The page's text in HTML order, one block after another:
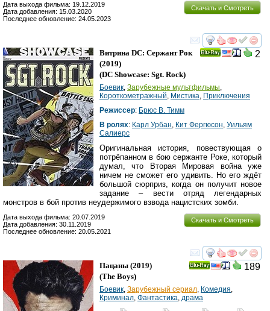
Скачать и Смотреть
Дата выхода фильма: 19.12.2019
Дата добавления: 15.03.2020
Последнее обновление: 24.05.2023
смотреть
2
Витрина DC: Сержант Рок
(2019)
(DC Showcase: Sgt. Rock)
Боевик, Зарубежные мультфильмы,
Короткометражный, Мистика, Приключения
Режиссер: Брюс В. Тимм
В ролях: Карл Урбан, Кит Фергюсон, Уильям
Салиерс
Оригинальная история, повествующая о
потрёпанном в бою сержанте Роке, который
думал, что Вторая Мировая война уже
ничем не сможет его удивить. Но его ждёт
большой сюрприз, когда он получит новое
задание – вести отряд легендарных
монстров в бой против неудержимого взвода нацистских зомби.
Скачать и Смотреть
Дата выхода фильма: 20.07.2019
Дата добавления: 30.11.2019
Последнее обновление: 20.05.2021
смотреть
189
Пацаны (2019)
(The Boys)
Боевик, Зарубежный сериал, Комедия,
Криминал, Фантастика, драма